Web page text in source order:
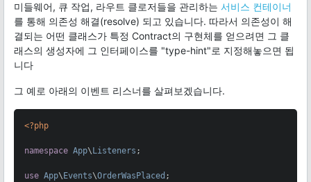
미들웨어, 큐 작업, 라우트 클로저들을 관리하는 서비스 컨테이너
를 통해 의존성 해결(resolve) 되고 있습니다. 따라서 의존성이 해
결되는 어떤 클래스가 특정 Contract의 구현체를 얻으려면 그 클
래스의 생성자에 그 인터페이스를 "type-hint"로 지정해놓으면 됩
니다
그 예로 아래의 이벤트 리스너를 살펴보겠습니다.
<?php
namespace App\ Listeners ;
use App\ Events\OrderWasPlaced